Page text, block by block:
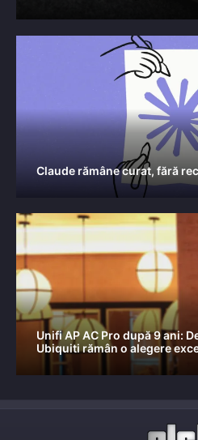
Claude rămâne curat, fără
Unifi AP AC Pro după 9 ani:
Ubiquiti rămân o alegere